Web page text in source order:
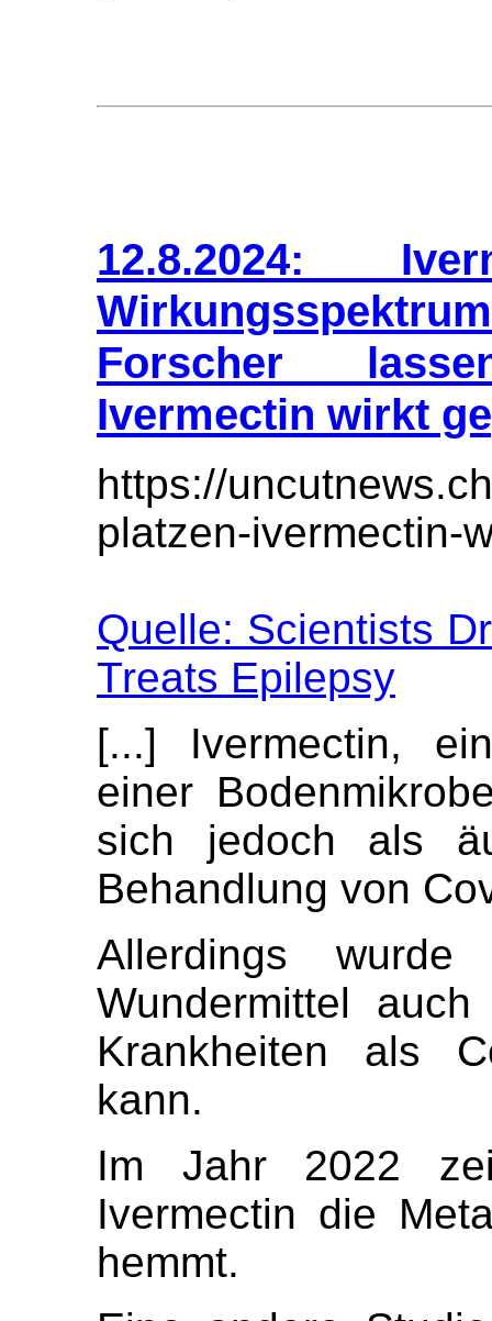
12.8.2024:
Forscher
Ivermectin wirkt
https://
platzen-ivermectin-
Quelle: Scientists
Treats Epilepsy
[...] Ivermectin,
einer
sich jedoch als
Behandlung von
Allerdings
Wundermittel
Krankheiten als
kann.
Im Jahr 2022
Ivermectin die
hemmt.